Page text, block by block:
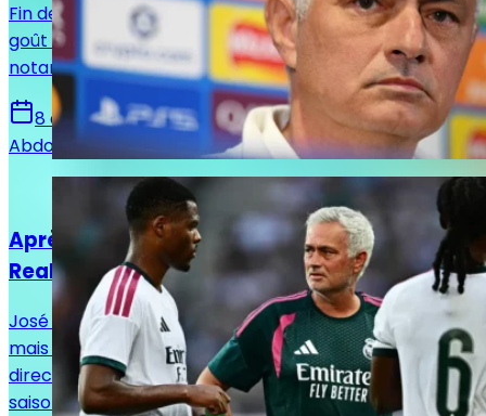
Fin de certaines libertés ! José Mourinho remet au
goût du jour la rigueur dans certains aspects,
notamment hors des terrains afin d'unifier le vestaire.
8 août 2026
Abdou Diallo
Actualités
Après l'échec Rodri, que peut encore faire le
Real Madrid ?
José Mourinho attendait encore du renfort au milieu,
mais le Real Madrid a finalement pris une autre
direction. Un choix qui pourrait peser lourd cette
saison.